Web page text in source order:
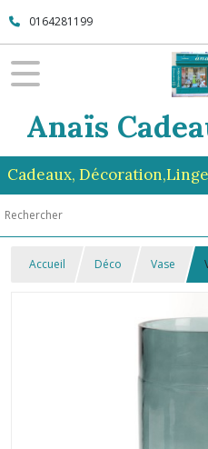
0164281199
Anaïs
Cadeaux,
Accueil Déco Vase